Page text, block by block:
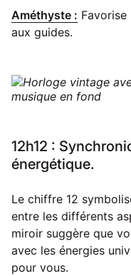
Améthyste : Favorise
aux guides.
12h12 :
énergétique.
Le chiffre 12
entre les différents
miroir suggère que
avec les énergies
pour vous.